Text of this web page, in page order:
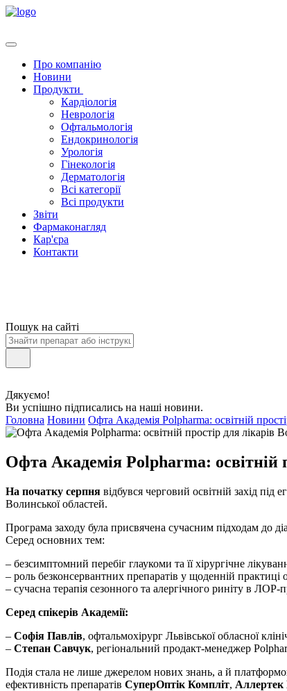
Про компанію
Новини
Продукти
Кардіологія
Неврологія
Офтальмологія
Ендокринологія
Урологія
Гінекологія
Дерматологія
Всі категорії
Всі продукти
Звіти
Фармаконагляд
Кар'єра
Контакти
Пошук на сайті
Дякуємо!
Ви успішно підписались на наші новини.
Головна Новини Офта Академія Polpharma: освітній
Офта Академія Polpharma: освітній
На початку серпня відбувся черговий освітній захід під
Волинської областей.
Програма заходу була присвячена сучасним підходам до
Серед основних тем:
– безсимптомний перебіг глаукоми та її хірургічне
– роль безконсервантних препаратів у щоденній практиці
– сучасна терапія сезонного та алергічного риніту в ЛОР-
Серед спікерів Академії:
– Софія Павлів, офтальмохірург Львівської обласної
– Степан Савчук, регіональний продакт-менеджер
Подія стала не лише джерелом нових знань, а й
ефективність препаратів СуперОптік Компліт, Аллертек